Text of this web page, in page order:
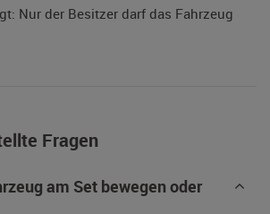
Nur der Besitzer darf das Fahrzeug
Fragen
am Set bewegen oder